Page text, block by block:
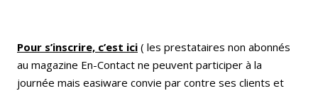
Pour s’inscrire, c’est ici ( les prestataires non abonnés
au magazine En-Contact ne peuvent participer à la
journée mais easiware convie par contre ses clients et